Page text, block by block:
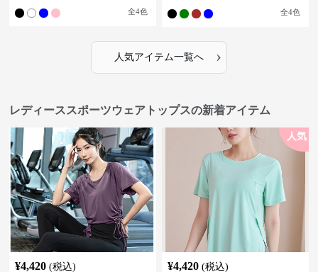
全4色 全4色
人気アイテム一覧へ ›
レディーススポーツウェアトップスの新着アイテム
¥4,420 (税込)
人気
¥4,420 (税込)